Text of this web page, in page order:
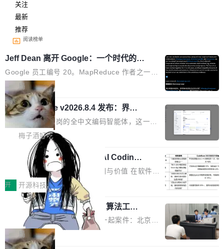
关注
最新
推荐
阅读榜单
Jeff Dean 离开 Google：一个时代的结
束，一个实验室的开始
Google 员工编号 20。MapReduce 作者之一。
Bigtable 作者之一。TensorFlow 的作者之一。
Gemini 的架构师。Google 首席科学家。 Jeff D
ean 在 Google 工作了 27 年后，宣布离职。 他
不是一个人走。一同离开的还有 Sanjay Ghema
wat（Google 员工编号 23，Jeff Dean 二十多
年的编程搭档，MapReduce 和 Bigtable 的共同
作者）、Quoc Le（Google 大脑核心成员，Se
q2Seq 和 DocAI 的共同发明人）以及 Oriol Vin
yals（Gemini 联合负责人，AlphaSta...
局
🔥 SolonCode v2026.8.4 发布：界面
字体可调、22 种语言、记忆搜索增强
打开终端就能上岗的全中文编码智能体，这一轮
把「看得清、用母语、记得住」三件事一次补
齐。 SolonCode 是什么 SolonCode 是杭州无
耳科技研发的企业级终端编码智能体——一位全
中文驱动的数字员工，自主理解需求、规划步
骤、编写代码。不挑模型、不挑平台，curl 一行
装完即用。 开源地址：Gitee · GitCode · GitHu
b 安装 支持 Java 8+（8~26）、macOS / Linu
x / Windows / Harmony PC。 # macOS / Linu
x / Harmony PC curl -fsSL https://solon.noea
r.org/solon...
梅子酒好吃
让“代码语义理解”深度释放AI Coding
价值潜能：华为云码道（CodeArts）
代码仓技术解析
一、代码仓深度理解技术的作用与价值 在软件工
程实践中，代码仓是企业核心知识资产的主要载
体。企业级代码仓库通常包含数十万乃至数百万
个文件，其规模远超单次模型调用可承载的上下
文窗口。随着项目规模的持续扩张与代码历史的
不断累积，代码仓中的模块关系、接口契约、业
务逻辑等关键信息往往分散于数十乃至数百个文
开 开源科技
一条“删库”命令跑 17 小时，算法工程
师删光 89TB 数据只为干私活
最高人民检察院8月4日公布了一起案件：北京一
名90后算法工程师王某，为了给自己接的私活腾
服务器空间，删光了公司AI游戏部门的全部核心
局